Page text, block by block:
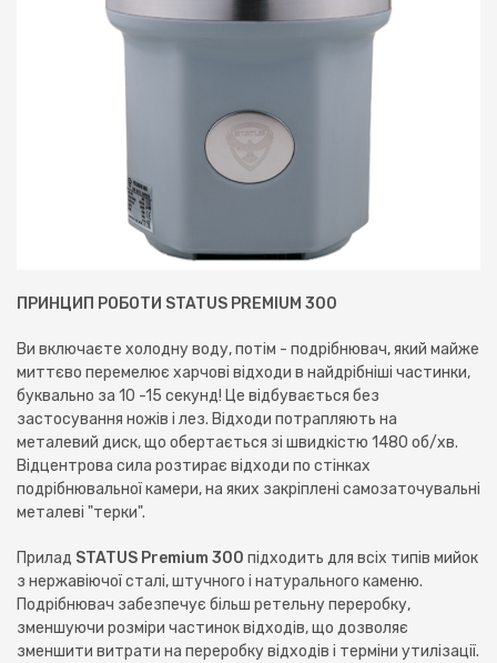
ПРИНЦИП РОБОТИ STATUS PREMIUM 300
Ви включаєте холодну воду, потім - подрібнювач, який майже
миттєво перемелює харчові відходи в найдрібніші частинки,
буквально за 10 -15 секунд! Це відбувається без
застосування ножів і лез. Відходи потрапляють на
металевий диск, що обертається зі швидкістю 1480 об/хв.
Відцентрова сила розтирає відходи по стінках
подрібнювальної камери, на яких закріплені самозаточувальні
металеві "терки".
Прилад STATUS Premium 300 підходить для всіх типів мийок
з нержавіючої сталі, штучного і натурального каменю.
Подрібнювач забезпечує більш ретельну переробку,
зменшуючи розміри частинок відходів, що дозволяє
зменшити витрати на переробку відходів і терміни утилізації.